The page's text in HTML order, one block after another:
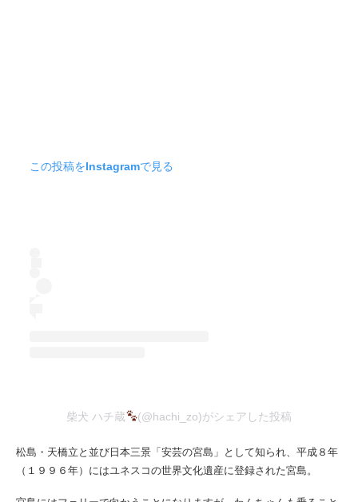
この投稿をInstagramで見る
柴犬 ハチ蔵 (@hachi_zo)がシェアした投稿
松島・天橋立と並び日本三景「安芸の宮島」として知られ、平成８年
（１９９６年）にはユネスコの世界文化遺産に登録された宮島。